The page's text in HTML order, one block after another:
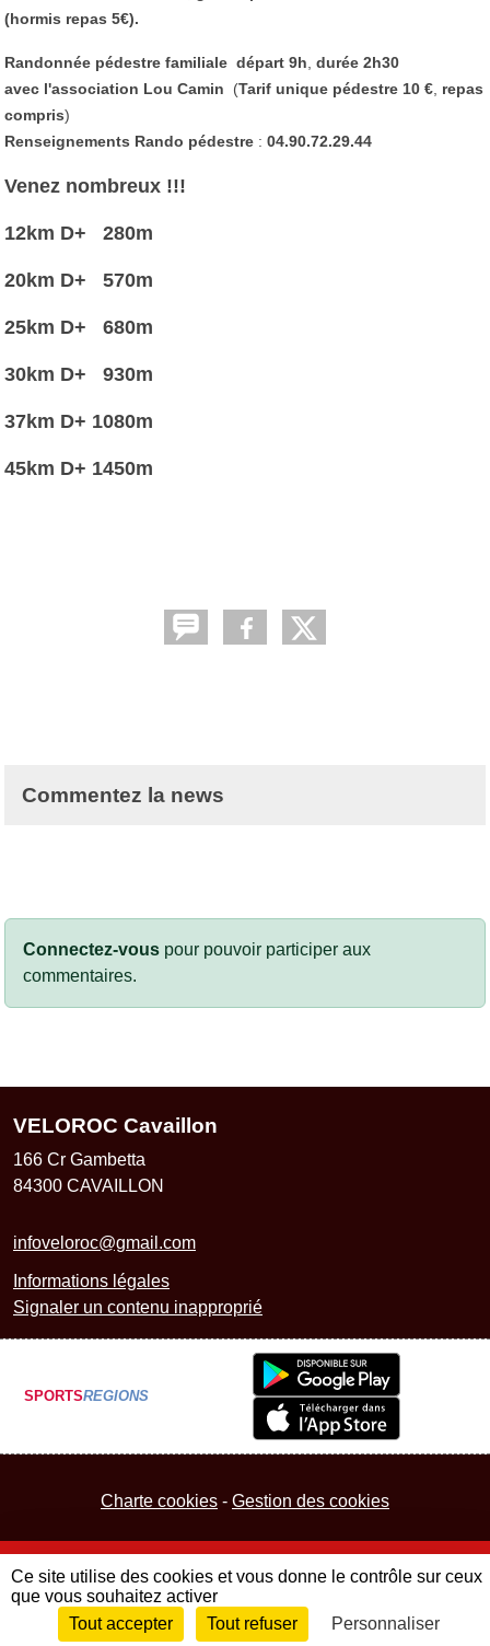
(hormis repas 5€).
Randonnée pédestre familiale départ 9h durée 2h30
avec l'association Lou Camin (Tarif unique pédestre 10 € repas
compris)
Renseignements Rando pédestre : 04.90.72.29.44
Venez nombreux !!!
12km D+ 280m
20km D+ 570m
25km D+ 680m
30km D+ 930m
37km D+ 1080m
45km D+ 1450m
Commentez la news
Connectez-vous pour pouvoir participer aux
commentaires.
VELOROC Cavaillon
166 Cr Gambetta
84300 CAVAILLON
infoveloroc@gmail.com
Informations légales
Signaler un contenu inapproprié
SPORTSREGIONS
Charte cookies Gestion des cookies
Envie de participer ? Connexion
Ce site utilise des cookies et vous donne le contrôle sur ceux
que vous souhaitez activer
Tout accepter
Tout refuser Personnaliser